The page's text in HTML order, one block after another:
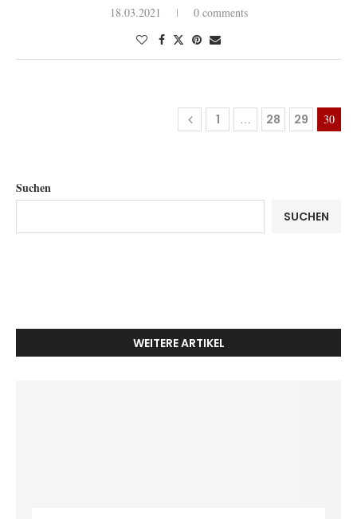
18.03.2021 0 comments
1 … 28 29 30
Suchen
SUCHEN
WEITERE ARTIKEL